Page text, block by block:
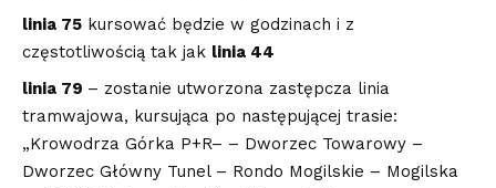
linia 75 kursować będzie w godzinach i z
częstotliwością tak jak linia 44
linia 79 – zostanie utworzona zastępcza linia
tramwajowa, kursująca po następującej trasie:
„Krowodrza Górka P+R– – Dworzec Towarowy –
Dworzec Główny Tunel – Rondo Mogilskie – Mogilska